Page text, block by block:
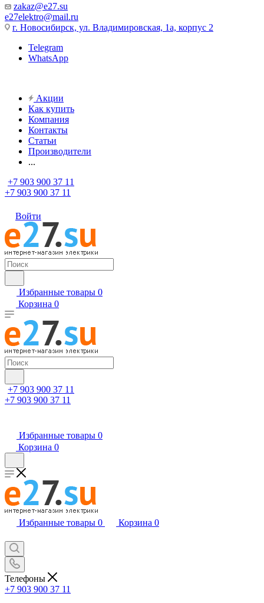
zakaz@e27.su
e27elektro@mail.ru
г. Новосибирск, ул. Владимировская, 1а, корпус 2
Telegram
WhatsApp
Акции
Как купить
Компания
Контакты
Статьи
Производители
...
+7 903 900 37 11
+7 903 900 37 11
Войти
Избранные товары 0
Корзина 0
+7 903 900 37 11
+7 903 900 37 11
Избранные товары 0
Корзина 0
Избранные товары 0 Корзина 0
Телефоны
+7 903 900 37 11